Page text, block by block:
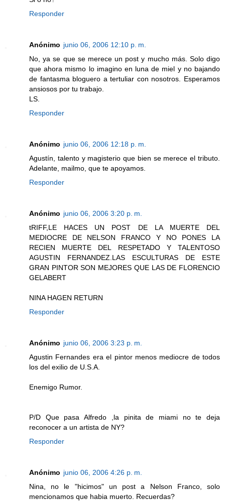
Responder
Anónimo junio 06, 2006 12:10 p. m.
No, ya se que se merece un post y mucho más. Solo digo
que ahora mismo lo imagino en luna de miel y no bajando
de fantasma bloguero a tertuliar con nosotros. Esperamos
ansiosos por tu trabajo.
LS.
Responder
Anónimo junio 06, 2006 12:18 p. m.
Agustín, talento y magisterio que bien se merece el tributo.
Adelante, mailmo, que te apoyamos.
Responder
Anónimo junio 06, 2006 3:20 p. m.
tRIFF,LE HACES UN POST DE LA MUERTE DEL
MEDIOCRE DE NELSON FRANCO Y NO PONES LA
RECIEN MUERTE DEL RESPETADO Y TALENTOSO
AGUSTIN FERNANDEZ.LAS ESCULTURAS DE ESTE
GRAN PINTOR SON MEJORES QUE LAS DE FLORENCIO
GELABERT
NINA HAGEN RETURN
Responder
Anónimo junio 06, 2006 3:23 p. m.
Agustin Fernandes era el pintor menos mediocre de todos
los del exilio de U.S.A.
Enemigo Rumor.
P/D Que pasa Alfredo ,la pinita de miami no te deja
reconocer a un artista de NY?
Responder
Anónimo junio 06, 2006 4:26 p. m.
Nina, no le "hicimos" un post a Nelson Franco, solo
mencionamos que habia muerto. Recuerdas?